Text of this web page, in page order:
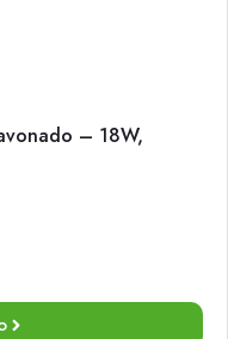
– 18W,